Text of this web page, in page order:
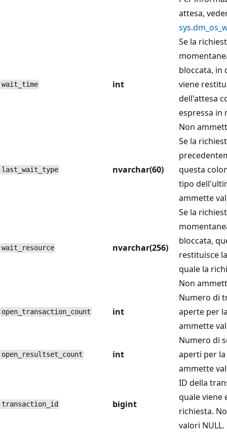
attesa,
wait_time int
Se la
bloccata, in
viene
dell'attesa
espressa in
Non
last_wait_type nvarchar(60)
Se la
questa
tipo
ammette
wait_resource nvarchar(256)
Se la
bloccata,
restituisce
quale la
Non
open_transaction_count int
Numero di
aperte per
ammette
open_resultset_count int
Numero di
aperti per
ammette
transaction_id bigint
ID della
quale viene
richiesta.
valori NULL.